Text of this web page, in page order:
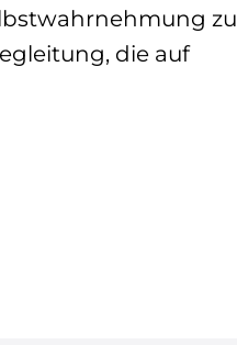
zu
die auf